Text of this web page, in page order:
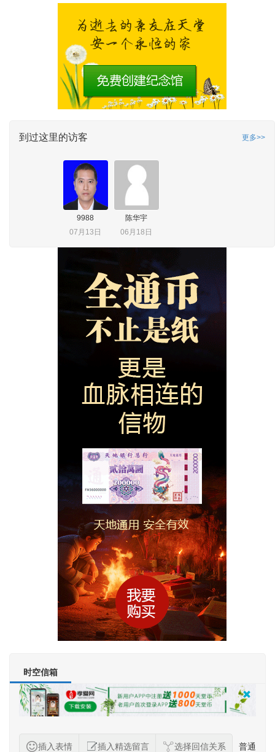
到过这里的访客 更多>>
9988
07月13日
陈华宇
06月18日
时空信箱
插入表情 插入精选留言 选择回信关系 普通